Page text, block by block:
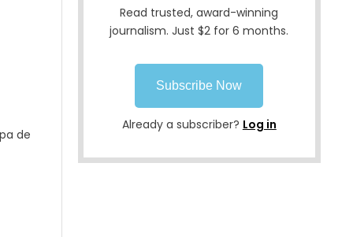
de
Read trusted, award-winning
journalism. Just $2 for 6 months.
Subscribe Now
Already a subscriber? Log in